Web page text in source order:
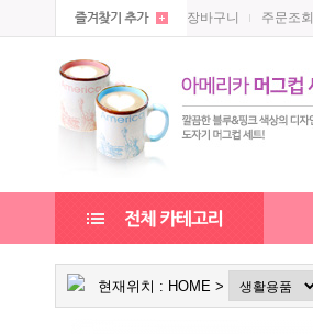
장바구니 주문조회
현재위치 : HOME >